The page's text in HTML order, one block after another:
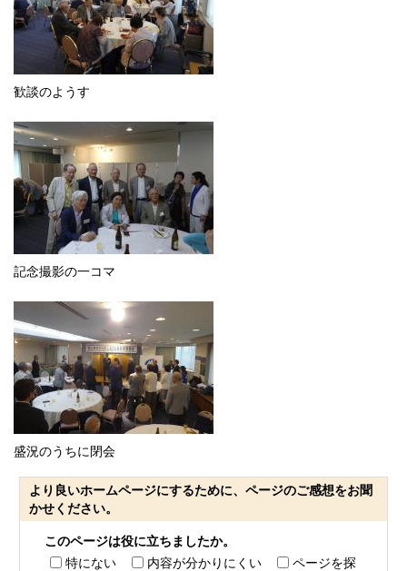
歓談のようす
記念撮影の一コマ
盛況のうちに閉会
より良いホームページにするために、ページのご感想をお聞
かせください。
このページは役に立ちましたか。
特にない
内容が分かりにくい
ページを探